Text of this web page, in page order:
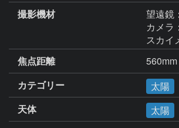
撮影機材
望遠鏡
カメラ
スカイ
焦点距離
560mm
カテゴリー
太陽
天体
太陽